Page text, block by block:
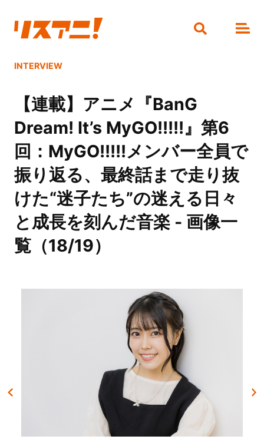
INTERVIEW
【連載】アニメ『BanG
Dream! It’s MyGO!!!!!』第6
回：MyGO!!!!!メンバー全員で
振り返る、最終話まで走り抜
けた“迷子たち”の迷える日々
と成長を刻んだ音楽 - 画像一
覧（18/19）